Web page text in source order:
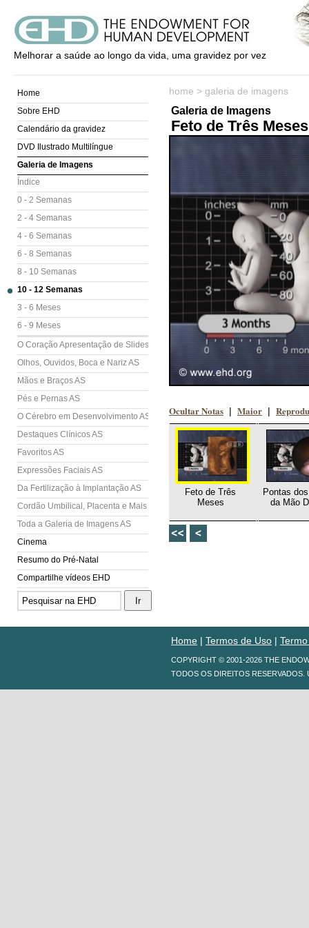
Melhorar a saúde ao longo da vida, uma gravidez por vez
Home
Sobre EHD
Calendário da gravidez
DVD Ilustrado Multilíngue
Galeria de Imagens
Índice
0 - 2 Semanas
2 - 4 Semanas
4 - 6 Semanas
6 - 8 Semanas
8 - 10 Semanas
10 - 12 Semanas
3 - 6 Meses
6 - 9 Meses
O Coração Apresentação de Slides (AS)
Olhos, Ouvidos, Boca e Nariz AS
Mãos e Braços AS
Pés e Pernas AS
O Cérebro em Desenvolvimento AS
Destaques Clínicos AS
Favoritos AS
Expressões Faciais AS
Da Fertilização à Implantação AS
Cordão Umbilical, Placenta e Mais AS
Toda a Galeria de Imagens AS
Cinema
Resumo do Pré-Natal
Compartilhe vídeos EHD
home > galeria de imagens
Galeria de Imagens
Feto de Três Meses
Ocultar Notas | Maior |
Feto de Três
Meses
Pontas
da Mão
Home | Termos de Uso |
COPYRIGHT © 2001-2026 THE
TODOS OS DIREITOS